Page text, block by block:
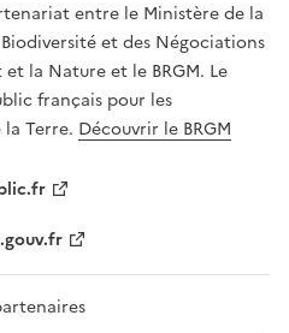
T
É
,
É
G
A
L
F
A
T
entre le Ministère de la
et des Négociations
la Nature et le BRGM. Le
français pour les
Terre. Découvrir le BRGM